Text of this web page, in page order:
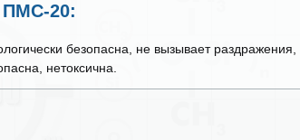
ПМС-20:
безопасна, не вызывает раздражения,
нетоксична.